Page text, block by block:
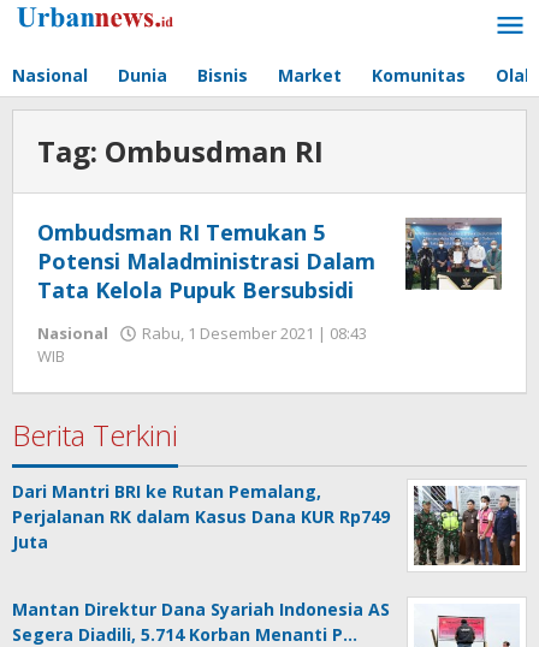
Lewati
Nasional Dunia Bisnis Market Komunitas
Tag: Ombusdman RI
Ombudsman RI Temukan 5
Potensi Maladministrasi Dalam
Tata Kelola Pupuk Bersubsidi
Nasional
Rabu, 1 Desember 2021 | 08:43
WIB
Seprihadi
Berita Terkini
Dari Mantri BRI ke Rutan Pemalang,
Perjalanan RK dalam Kasus Dana KUR Rp749
Juta
Mantan Direktur Dana Syariah Indonesia AS
Segera Diadili, 5.714 Korban Menanti P…